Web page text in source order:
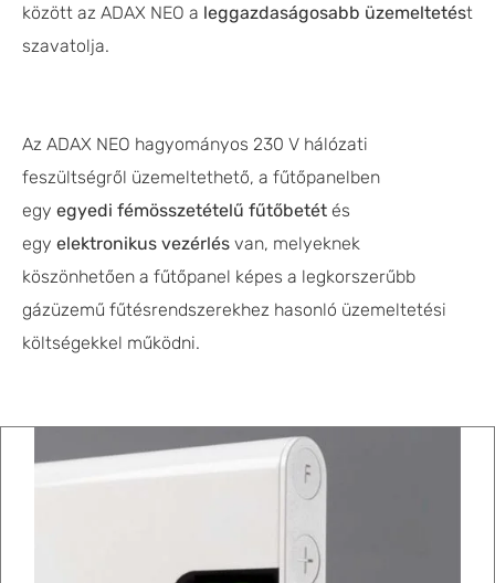
között az ADAX NEO a leggazdaságosabb üzemeltetést
szavatolja.
Az ADAX NEO hagyományos 230 V hálózati
feszültségről üzemeltethető, a fűtőpanelben
egy egyedi fémösszetételű fűtőbetét és
egy elektronikus vezérlés van, melyeknek
köszönhetően a fűtőpanel képes a legkorszerűbb
gázüzemű fűtésrendszerekhez hasonló üzemeltetési
költségekkel működni.